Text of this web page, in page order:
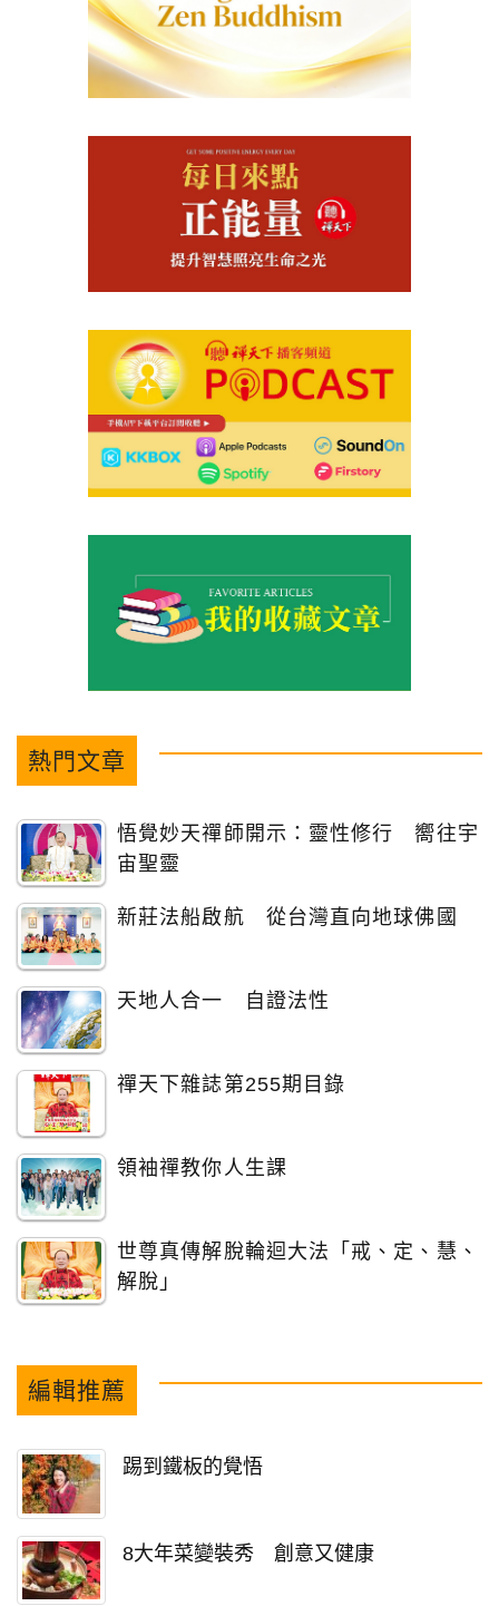
熱門文章
悟覺妙天禪師開示：靈性修行 嚮往宇
宙聖靈
新莊法船啟航 從台灣直向地球佛國
天地人合一 自證法性
禪天下雜誌第255期目錄
領袖禪教你人生課
世尊真傳解脫輪迴大法「戒、定、慧、
解脫」
編輯推薦
踢到鐵板的覺悟
8大年菜變裝秀 創意又健康